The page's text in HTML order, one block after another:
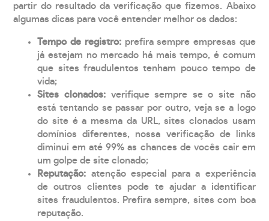
partir do resultado da verificação que fizemos. Abaixo
algumas dicas para você entender melhor os dados:
Tempo de registro: prefira sempre empresas que
já estejam no mercado há mais tempo, é comum
que sites fraudulentos tenham pouco tempo de
vida;
Sites clonados: verifique sempre se o site não
está tentando se passar por outro, veja se a logo
do site é a mesma da URL, sites clonados usam
domínios diferentes, nossa verificação de links
diminui em até 99% as chances de vocês cair em
um golpe de site clonado;
Reputação: atenção especial para a experiência
de outros clientes pode te ajudar a identificar
sites fraudulentos. Prefira sempre, sites com boa
reputação.